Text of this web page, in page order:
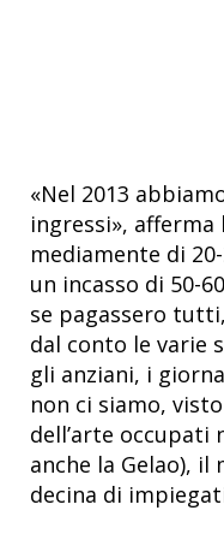
«Nel 2013
ingressi», afferma
mediamente di
un incasso di 50-
se pagassero
dal conto le varie
gli anziani, i
non ci siamo,
dell’arte occupati
anche la Gelao), il
decina di